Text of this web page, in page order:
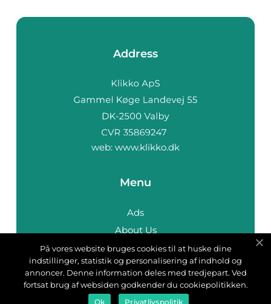
Address
web: www.klikko.dk
Menu
Ads
About Us
Cookies
Contact
Sitemap
På vores website bruges cookies til at huske dine
indstillinger, statistik og personalisering af indhold og
annoncer. Denne information deles med tredjepart. Ved
fortsat brug af websiden godkender du cookiepolitikken.
Ok Privatlivspolitik